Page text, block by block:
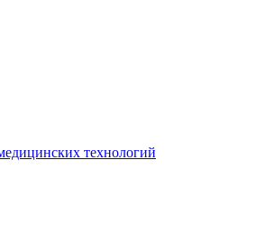
технологий